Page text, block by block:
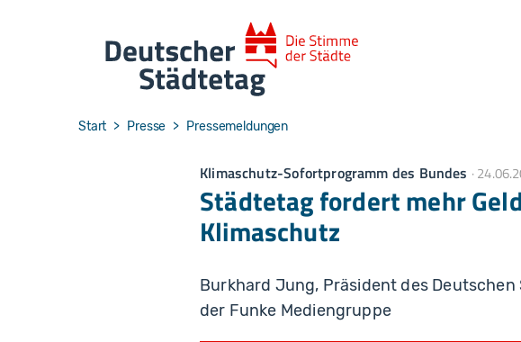
You are here:
Start Presse Pressemeldungen
Klimaschutz-Sofortprogramm des Bundes
Städtetag fordert mehr
Klimaschutz
Burkhard Jung, Präsident des
der Funke Mediengruppe